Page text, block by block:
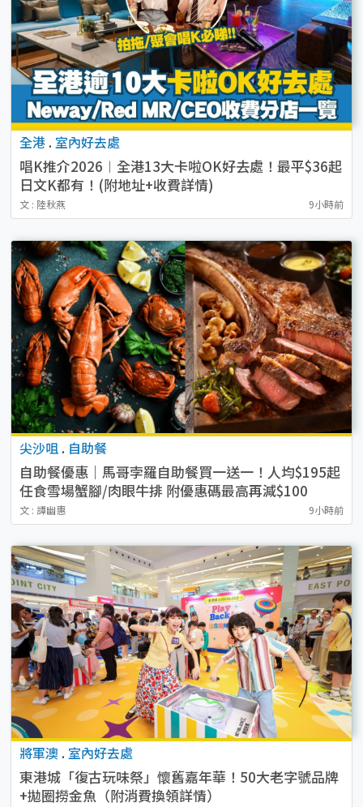
全港 . 室內好去處
唱K推介2026︱全港13大卡啦OK好去處！最平$36起
日文K都有！(附地址+收費詳情)
文 : 陸秋燕 9小時前
尖沙咀 . 自助餐
自助餐優惠｜馬哥孛羅自助餐買一送一！人均$195起
任食雪場蟹腳/肉眼牛排 附優惠碼最高再減$100
文 : 譚幽惠 9小時前
將軍澳 . 室內好去處
東港城「復古玩味祭」懷舊嘉年華！50大老字號品牌
+拋圈撈金魚（附消費換領詳情）